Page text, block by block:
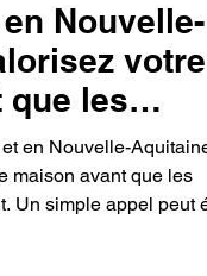
Nouvelle-
votre
que les
en Nouvelle-
maison avant que les
Un simple appel peut